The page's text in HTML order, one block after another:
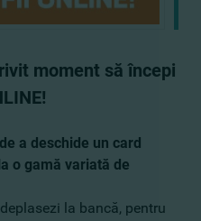
moment să începi
a deschide un card
o gamă variată de
la bancă, pentru